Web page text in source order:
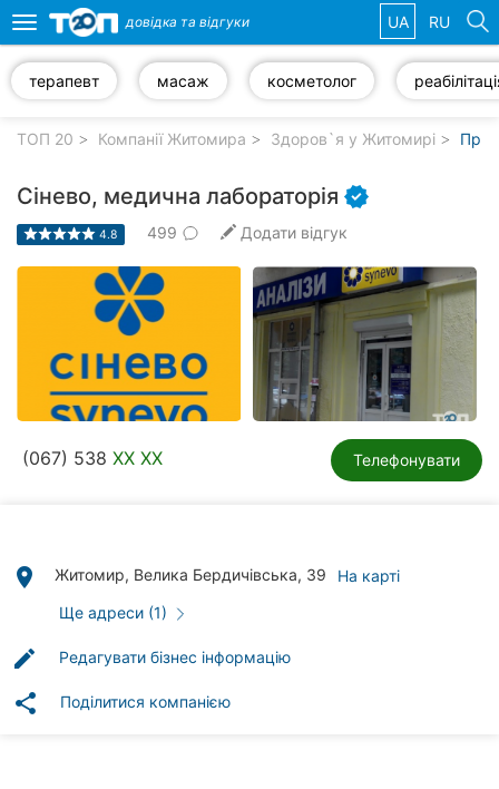
компанії
рубрики:
Автошколи
Приватні
клініки
рубрики
Toggle
navigation
довідка та відгуки UA RU
терапевт масаж косметолог
ТОП 20 Компанії Житомира Здоров`я у Житомирі
Сінево, медична лабораторія
4.8 499 Додати відгук
(067) 538 XX XX Телефонувати
place Житомир, Велика Бердичівська, 39
На карті
Ще адреси (1)
edit Редагувати бізнес інформацію
share Поділитися компанією